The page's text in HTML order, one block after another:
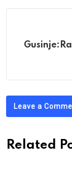
Leave a
Related